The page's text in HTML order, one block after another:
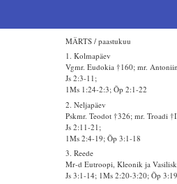
MÄRTS / paastukuu
1. Kolmapäev
Vgmr. Eudokia †160; mr.
Js 2:3-11;
1Ms 1:24-2:3; Õp 2:1-22
2. Neljapäev
Pskmr. Teodot †326; mr. Troadi
Js 2:11-21;
1Ms 2:4-19; Õp 3:1-18
3. Reede
Mr-d Eutroopi, Kleonik ja
Js 3:1-14; 1Ms 2:20-3:20; Õp